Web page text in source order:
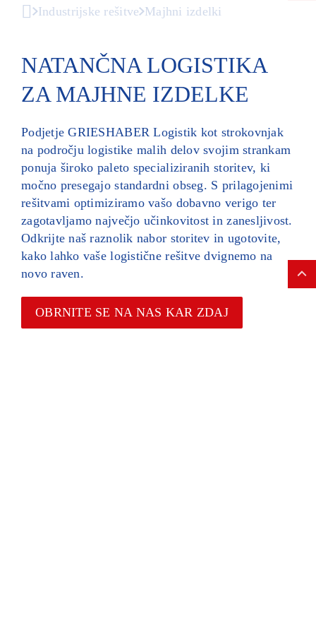
Industrijske rešitve Majhni izdelki
NATANČNA LOGISTIKA
ZA MAJHNE IZDELKE
Podjetje GRIESHABER Logistik kot strokovnjak
na področju logistike malih delov svojim strankam
ponuja široko paleto specializiranih storitev, ki
močno presegajo standardni obseg. S prilagojenimi
rešitvami optimiziramo vašo dobavno verigo ter
zagotavljamo največjo učinkovitost in zanesljivost.
Odkrijte naš raznolik nabor storitev in ugotovite,
kako lahko vaše logistične rešitve dvignemo na
novo raven.
OBRNITE SE NA NAS KAR ZDAJ